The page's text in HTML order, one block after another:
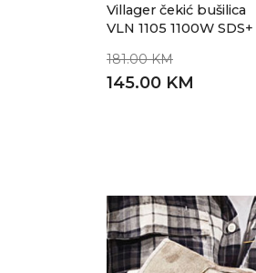
Villager čekić bušilica
VLN 1105 1100W SDS+
181.00 KM
145.00 KM